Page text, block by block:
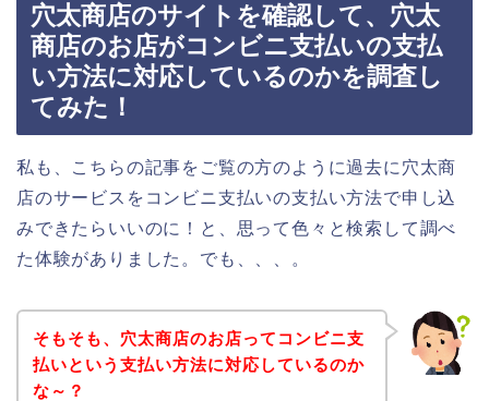
穴太商店のサイトを確認して、穴太
商店のお店がコンビニ支払いの支払
い方法に対応しているのかを調査し
てみた！
私も、こちらの記事をご覧の方のように過去に穴太商
店のサービスをコンビニ支払いの支払い方法で申し込
みできたらいいのに！と、思って色々と検索して調べ
た体験がありました。でも、、、。
そもそも、穴太商店のお店ってコンビニ支
払いという支払い方法に対応しているのか
な～？